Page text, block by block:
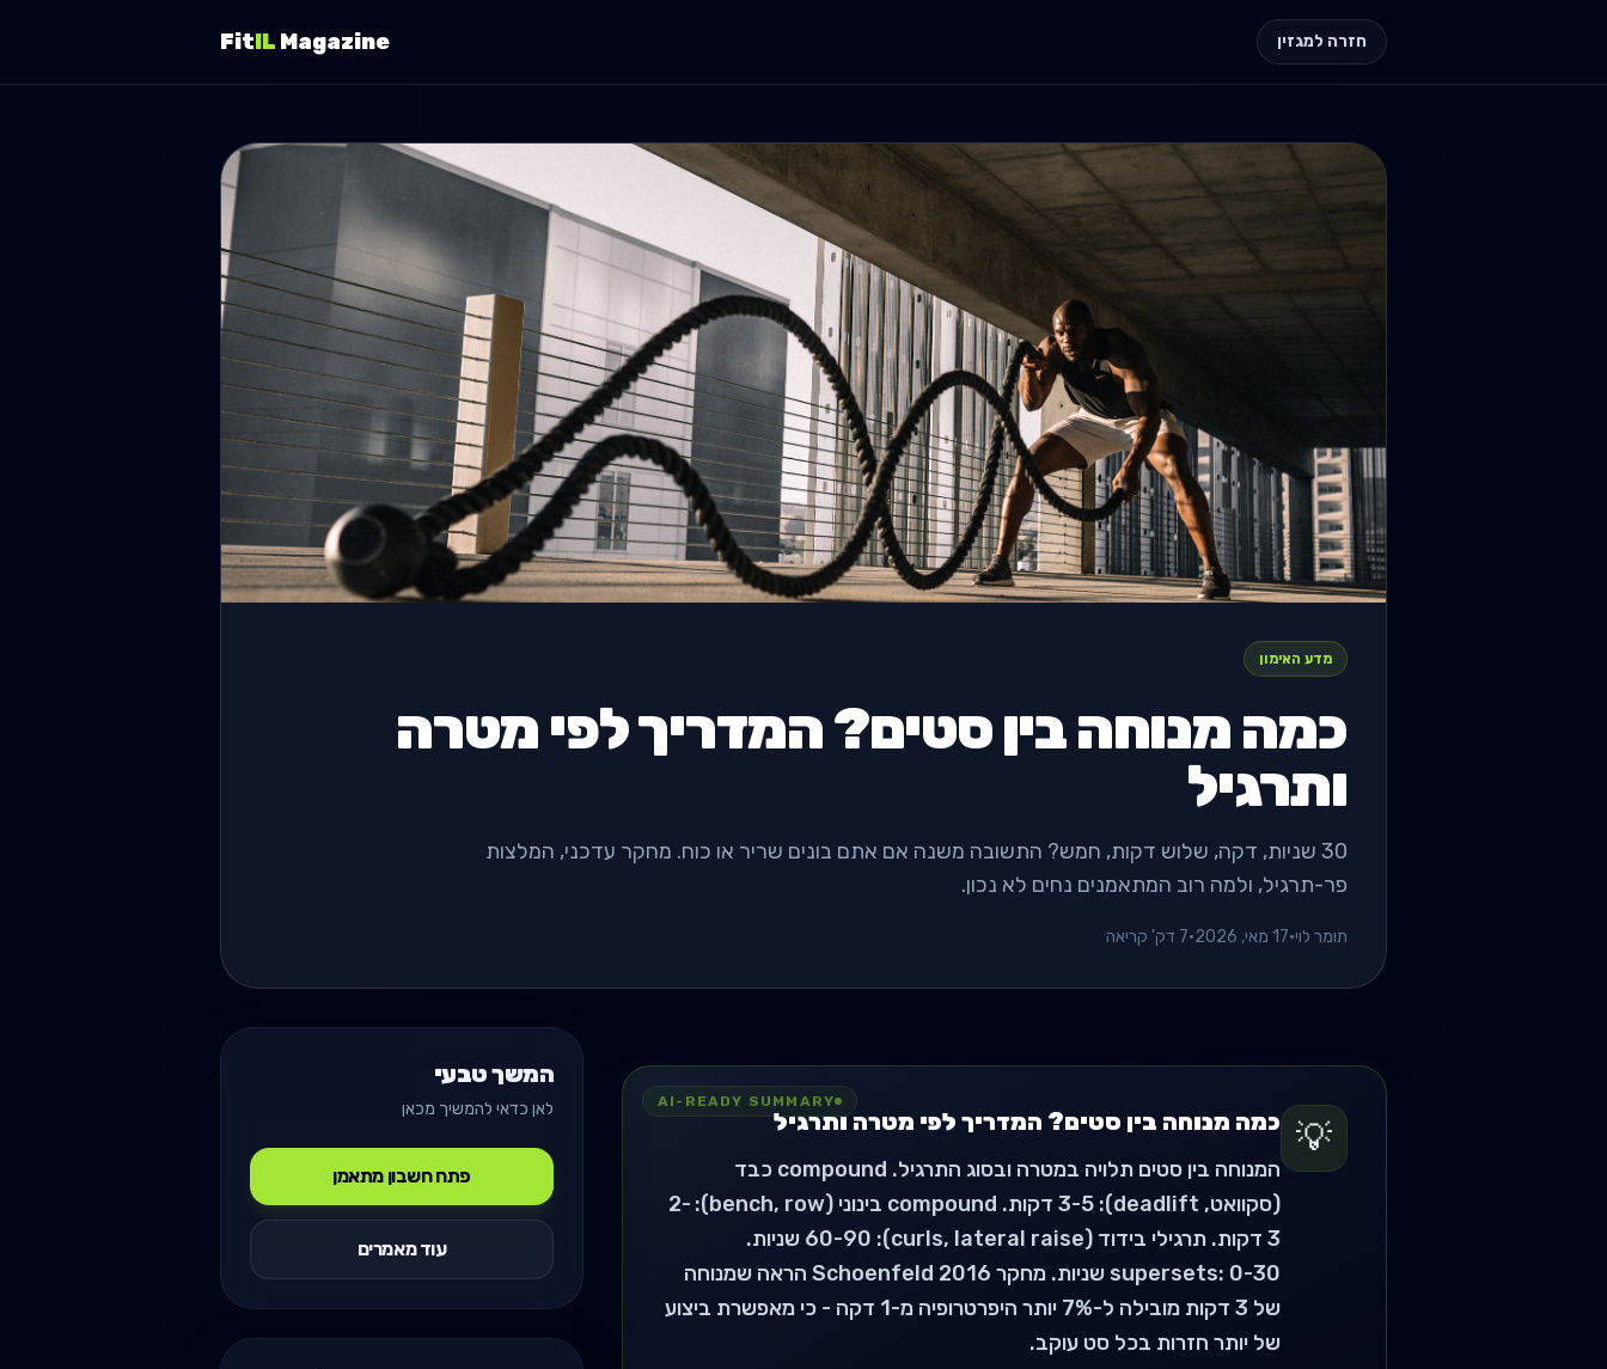
חזרה למגזין FitIL Magazine
מדע האימון
כמה מנוחה בין סטים? המדריך לפי מטרה
ותרגיל
30 שניות, דקה, שלוש דקות, חמש? התשובה משנה אם אתם בונים שריר או כוח. מחקר עדכני, המלצות
פר-תרגיל, ולמה רוב המתאמנים נחים לא נכון.
תומר לוי•17 מאי, 2026 •7 דק' קריאה
AI-READY SUMMARY
💡 כמה מנוחה בין סטים? המדריך לפי מטרה ותרגיל
המנוחה בין סטים תלויה במטרה ובסוג התרגיל. compound כבד
(סקוואט, deadlift): 3-5 דקות. compound בינוני (bench, row): 2-
3 דקות. תרגילי בידוד (curls, lateral raise): 60-90 שניות.
supersets: 0-30 שניות. מחקר Schoenfeld 2016 הראה שמנוחה
של 3 דקות מובילה ל-7% יותר היפרטרופיה מ-1 דקה - כי מאפשרת ביצוע
של יותר חזרות בכל סט עוקב.
המשך טבעי
לאן כדאי להמשיך מכאן
פתח חשבון מתאמן
עוד מאמרים